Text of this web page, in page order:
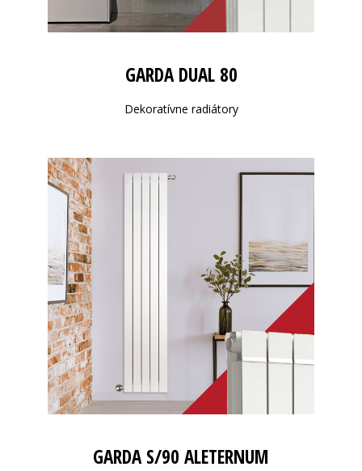
GARDA DUAL 80
Dekoratívne radiátory
GARDA S/90 ALETERNUM